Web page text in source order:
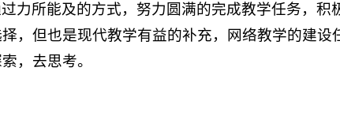
力所能及的方式，努力圆满的完成教学任务，积
，但也是现代教学有益的补充，网络教学的建
，去思考。